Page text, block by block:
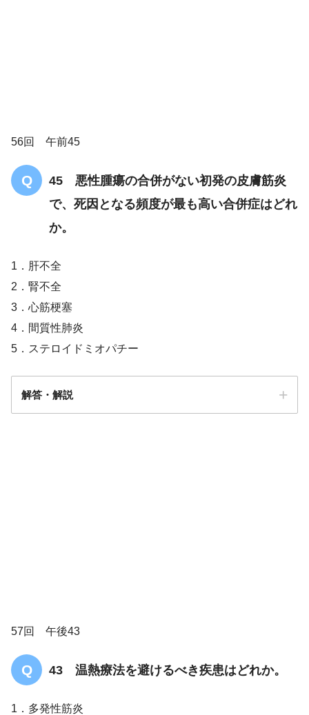
56回 午前45
45 悪性腫瘍の合併がない初発の皮膚筋炎
で、死因となる頻度が最も高い合併症はどれ
か。
1．肝不全
2．腎不全
3．心筋梗塞
4．間質性肺炎
5．ステロイドミオパチー
解答・解説
57回 午後43
43 温熱療法を避けるべき疾患はどれか。
1．多発性筋炎